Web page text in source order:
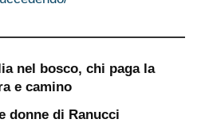
nel bosco, chi paga la
e camino
donne di Ranucci